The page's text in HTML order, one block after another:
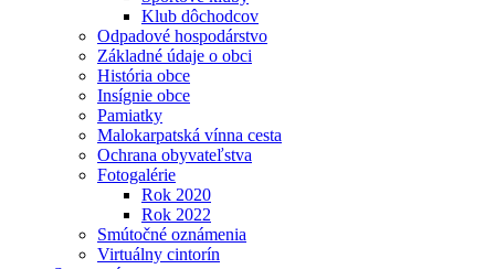
Klub dôchodcov
Odpadové hospodárstvo
Základné údaje o obci
História obce
Insígnie obce
Pamiatky
Malokarpatská vínna cesta
Ochrana obyvateľstva
Fotogalérie
Rok 2020
Rok 2022
Smútočné oznámenia
Virtuálny cintorín